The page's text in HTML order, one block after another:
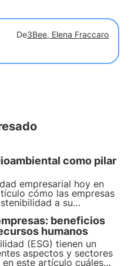
De3Bee, Elena Fraccaro
como pilar
empresarial hoy en
cómo las empresas
a su
consecución de los
Aprende más con las
Digital de 3Bee.
beneficios
humanos
(ESG) tienen un
aspectos y sectores
este artículo cuáles